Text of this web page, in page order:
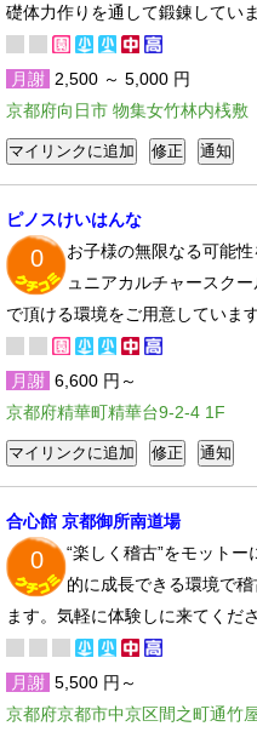
礎体力作りを通して鍛錬していま
月謝 2,500 ～ 5,000 円
京都府向日市 物集女竹林内桟敷
ピノスけいはんな
0
お子様の無限なる可能
ュニアカルチャースク
で頂ける環境をご用意しています
月謝 6,600 円～
京都府精華町精華台9-2-4 1F
合心館 京都御所南道場
0
“楽しく稽古”をモット
的に成長できる環境で
ます。気軽に体験しに来てくだ
月謝 5,500 円～
京都府京都市中京区間之町通竹